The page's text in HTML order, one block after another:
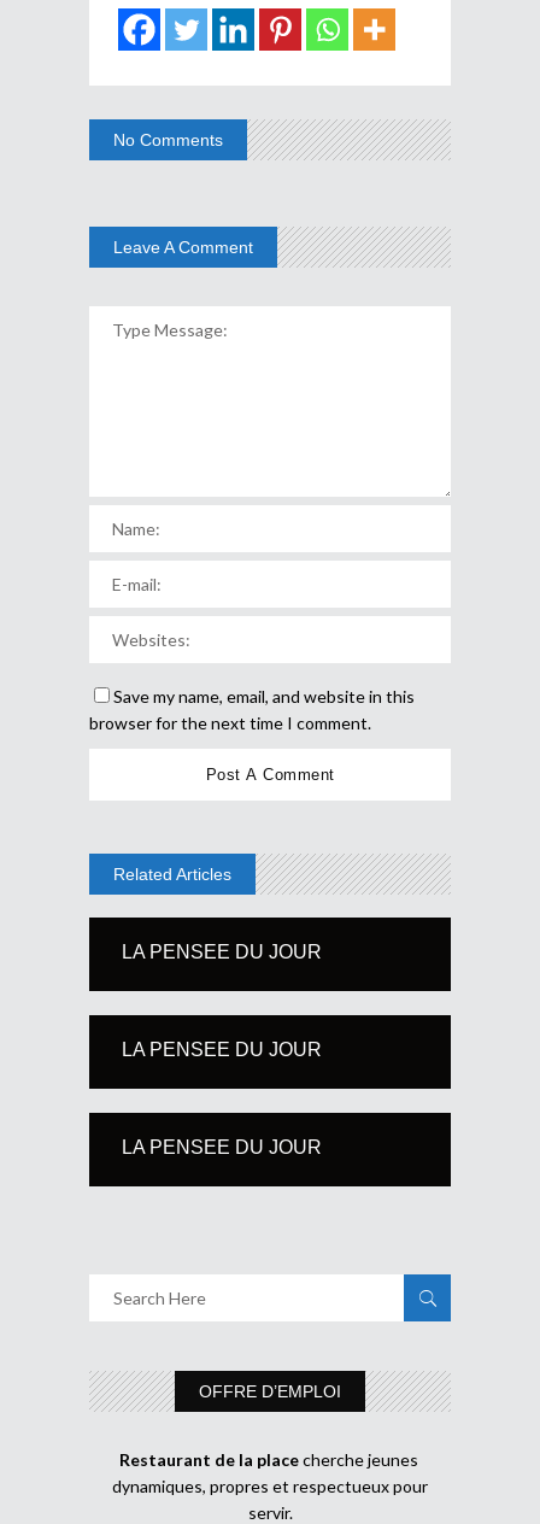
No Comments
Leave A Comment
Save my name, email, and website in this
browser for the next time I comment.
Related Articles
LA PENSEE DU JOUR
LA PENSEE DU JOUR
LA PENSEE DU JOUR
OFFRE D’EMPLOI
Restaurant de la placecherche jeunes
dynamiques, propres et respectueux pour
servir.